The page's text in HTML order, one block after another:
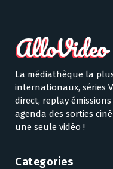
La médiathèque la
internationaux, séries
direct, replay
agenda des sorties
une seule vidéo !
Categories